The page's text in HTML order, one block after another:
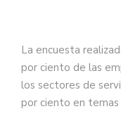
La encuesta
por ciento de las
los sectores de
por ciento en temas